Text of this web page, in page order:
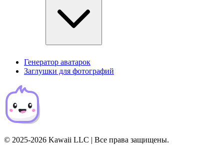
Генератор аватарок
Заглушки для фотографий
© 2025-2026 Kawaii LLC | Все права защищены.